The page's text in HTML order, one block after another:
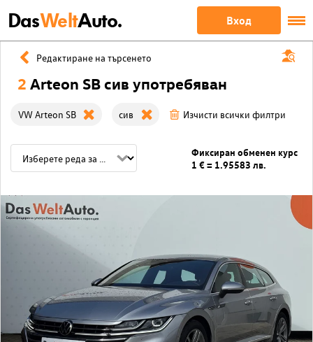
DasWeltAuto. Вход
Редактиране на търсенето
2 Arteon SB сив употребяван
VW Arteon SB сив Изчисти всички филтри
Фиксиран обменен курс
1 € = 1.95583 лв.